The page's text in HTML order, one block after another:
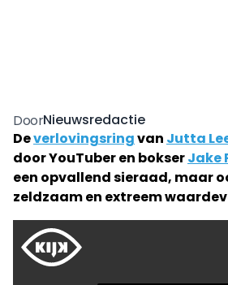
DoorNieuwsredactie
Deverlovingsringvan Jutta
door YouTuber en bokserJake
een opvallend sieraad, maar
zeldzaam en extreem